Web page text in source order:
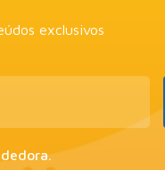
exclusivos